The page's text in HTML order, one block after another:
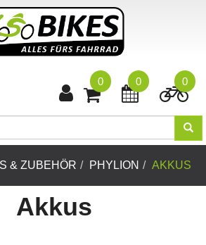
0
0
0
& ZUBEHÖR PHYLION AKKUS
Akkus